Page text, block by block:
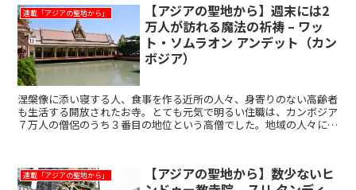
連載「アジアの聖地から」
【アジアの聖地から】週末には2
万人が訪れる魔法の祈祷 – ワッ
ト・ソムラオン アンデット（カン
ボジア）
涅槃像に添い寝する人、食事を作る近所の人々、身寄りのない高齢者
も生活する開放されたお寺。とても元気で明るい住職は、カンボジア
７万人の僧侶のうち３番目の地位という高僧でした。地域の人々に開
連載「アジアの聖地から」
【アジアの聖地から】数少ないヒ